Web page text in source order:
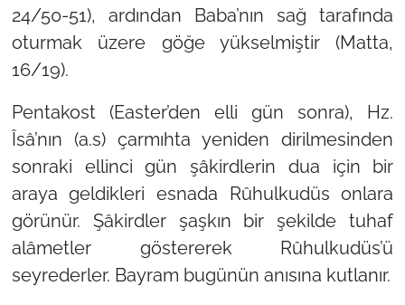
24/50-51), ardından Baba’nın sağ tarafında
oturmak üzere göğe yükselmiştir (Matta,
16/19).
Pentakost (Easter’den elli gün sonra), Hz.
Îsâ’nın (a.s) çarmıhta yeniden dirilmesinden
sonraki ellinci gün şâkirdlerin dua için bir
araya geldikleri esnada Rûhulkudüs onlara
görünür. Şâkirdler şaşkın bir şekilde tuhaf
alâmetler göstererek Rûhulkudüs’ü
seyrederler. Bayram bugünün anısına kutlanır.